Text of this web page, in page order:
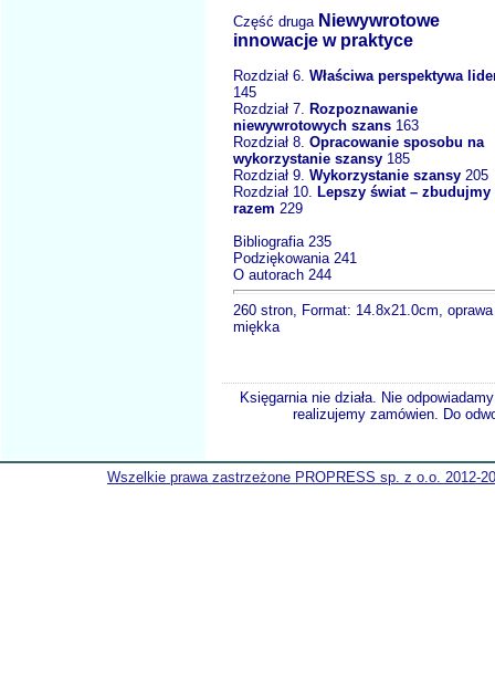
Część druga Niewywrotowe
innowacje w praktyce
Rozdział 6. Właściwa perspektywa
145
Rozdział 7.
Rozpoznawanie
niewywrotowych szans 163
Rozdział 8. Opracowanie sposobu na
wykorzystanie szansy 185
Rozdział 9. Wykorzystanie szansy 205
Rozdział 10.
Lepszy świat – zbudujmy
razem 229
Bibliografia 235
Podziękowania 241
O autorach 244
260 stron, Format: 14.8x21.0cm, oprawa
miękka
Księgarnia nie działa. Nie
realizujemy zamówien. Do
Wszelkie prawa zastrzeżone PROPRESS sp. z o.o. 2012-